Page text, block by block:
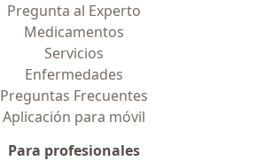
Pregunta al Experto
Medicamentos
Servicios
Enfermedades
Preguntas Frecuentes
Aplicación para móvil
Para profesionales